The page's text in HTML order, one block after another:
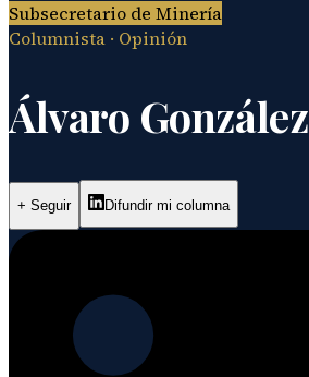
Subsecretario de Minería
Columnista · Opinión
Álvaro González
+ Seguir Difundir mi columna